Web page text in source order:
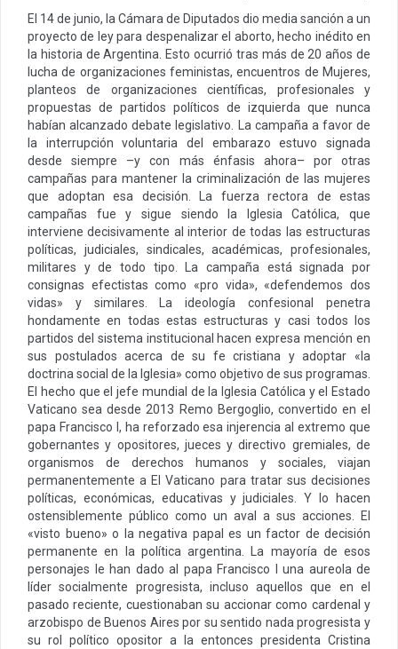
El 14 de junio, la Cámara de Diputados dio media sanción a un
proyecto de ley para despenalizar el aborto, hecho inédito en
la historia de Argentina. Esto ocurrió tras más de 20 años de
lucha de organizaciones feministas, encuentros de Mujeres,
planteos de organizaciones científicas, profesionales y
propuestas de partidos políticos de izquierda que nunca
habían alcanzado debate legislativo. La campaña a favor de
la interrupción voluntaria del embarazo estuvo signada
desde siempre –y con más énfasis ahora– por otras
campañas para mantener la criminalización de las mujeres
que adoptan esa decisión. La fuerza rectora de estas
campañas fue y sigue siendo la Iglesia Católica, que
interviene decisivamente al interior de todas las estructuras
políticas, judiciales, sindicales, académicas, profesionales,
militares y de todo tipo. La campaña está signada por
consignas efectistas como «pro vida», «defendemos dos
vidas» y similares. La ideología confesional penetra
hondamente en todas estas estructuras y casi todos los
partidos del sistema institucional hacen expresa mención en
sus postulados acerca de su fe cristiana y adoptar «la
doctrina social de la Iglesia» como objetivo de sus programas.
El hecho que el jefe mundial de la Iglesia Católica y el Estado
Vaticano sea desde 2013 Remo Bergoglio, convertido en el
papa Francisco I, ha reforzado esa injerencia al extremo que
gobernantes y opositores, jueces y directivo gremiales, de
organismos de derechos humanos y sociales, viajan
permanentemente a El Vaticano para tratar sus decisiones
políticas, económicas, educativas y judiciales. Y lo hacen
ostensiblemente público como un aval a sus acciones. El
«visto bueno» o la negativa papal es un factor de decisión
permanente en la política argentina. La mayoría de esos
personajes le han dado al papa Francisco I una aureola de
líder socialmente progresista, incluso aquellos que en el
pasado reciente, cuestionaban su accionar como cardenal y
arzobispo de Buenos Aires por su sentido nada progresista y
su rol político opositor a la entonces presidenta Cristina